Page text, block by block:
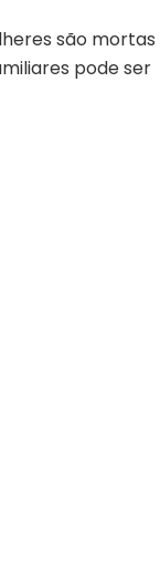
são mortas
pode ser